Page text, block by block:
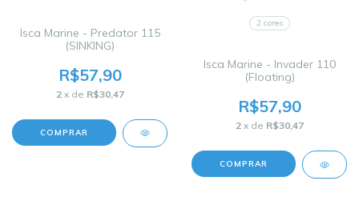
Isca Marine - Predator 115
(SINKING)
R$57,90
2 x de R$30,47
COMPRAR
2 cores
Isca Marine - Invader 110
(Floating)
R$57,90
2 x de R$30,47
COMPRAR